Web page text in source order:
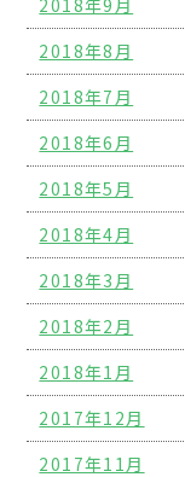
2018年8月
2018年7月
2018年6月
2018年5月
2018年4月
2018年3月
2018年2月
2018年1月
2017年12月
2017年11月